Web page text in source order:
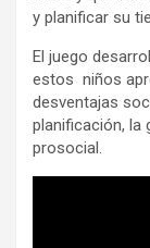
y planificar su
El juego
estos niños
desventajas
planificación, la
prosocial.